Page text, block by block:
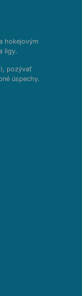
hokejovým
ligy.
pozývať
úspechy.